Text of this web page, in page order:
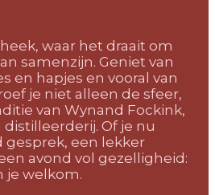
waar het draait om
samenzijn. Geniet van
en hapjes en vooral van
je niet alleen de sfeer,
van Wynand Fockink,
Of je nu
gesprek, een lekker
avond vol gezelligheid:
je welkom.